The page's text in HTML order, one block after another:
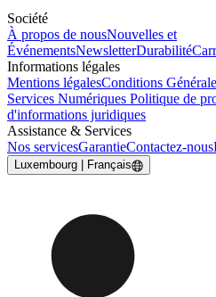
Société
À propos de nousNouvelles et
ÉvénementsNewsletterDurabilité
Informations légales
Mentions légalesConditions
Services Numériques Politique de
d'informations juridiques
Assistance & Services
Nos servicesGarantieContactez-nous
Luxembourg | Français